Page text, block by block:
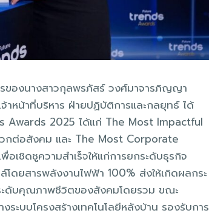
ของนางสาวกุลพรภัสร์ วงศ์มาจารภิญญา
าหน้าที่บริหาร ฝ่ายปฏิบัติการและกลยุทธ์ ได้
Awards 2025 ได้แก่ The Most Impactful
กต่อสังคม และ The Most Corporate
เชิดชูความสำเร็จให้แก่การยกระดับธุรกิจ
โดยสารพลังงานไฟฟ้า 100% ส่งให้เกิดผลกระ
ดับคุณภาพชีวิตของสังคมโดยรวม ขณะ
ระบบโครงสร้างเทคโนโลยีหลังบ้าน รองรับการ